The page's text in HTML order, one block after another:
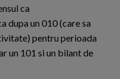
ca
dupa un 010 (care sa
pentru perioada
un 101 si un bilant de